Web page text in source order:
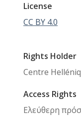
License
CC BY 4.0
Rights Holder
Centre
Access Rights
Ελεύθερη